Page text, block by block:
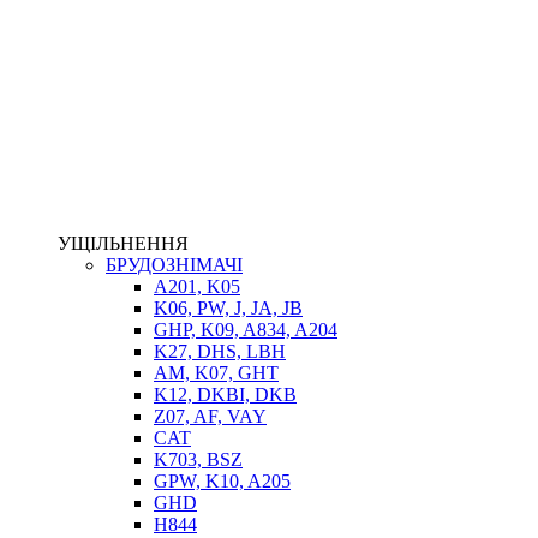
ВТУЛКИ
УЩІЛЬНЕННЯ
БРУДОЗНІМАЧІ
A201, K05
K06, PW, J, JA, JB
GHP, K09, A834, A204
K27, DHS, LBH
AM, K07, GHT
K12, DKBI, DKB
Z07, AF, VAY
CAT
K703, BSZ
GPW, K10, A205
GHD
H844